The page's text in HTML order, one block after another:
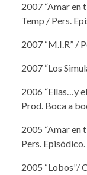
2007 “Amar en
Temp / Pers.
2007 “M.I.R” /
2007 “Los
2006 “Ellas…y
Prod. Boca a
2005 “Amar en
Pers.
2005 “Lobos”/